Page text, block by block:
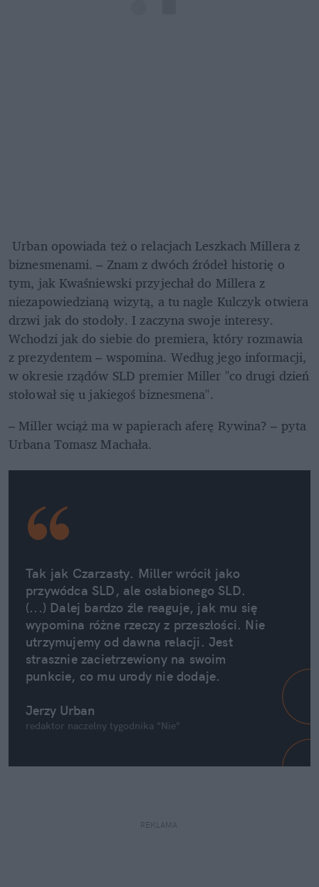
biznesmenami. – Znam z dwóch źródeł historię o
tym, jak Kwaśniewski przyjechał do Millera z
niezapowiedzianą wizytą, a tu nagle Kulczyk otwiera
drzwi jak do stodoły. I zaczyna swoje interesy.
Wchodzi jak do siebie do premiera, który rozmawia
z prezydentem – wspomina. Według jego informacji,
w okresie rządów SLD premier Miller "co drugi dzień
stołował się u jakiegoś biznesmena".
– Miller wciąż ma w papierach aferę Rywina? – pyta
Urbana Tomasz Machała.
Tak jak Czarzasty. Miller wrócił jako
przywódca SLD, ale osłabionego SLD.
(...) Dalej bardzo źle reaguje, jak mu się
wypomina różne rzeczy z przeszłości. Nie
utrzymujemy od dawna relacji. Jest
strasznie zacietrzewiony na swoim
punkcie, co mu urody nie dodaje.
Jerzy Urban
redaktor naczelny tygodnika "Nie"
REKLAMA